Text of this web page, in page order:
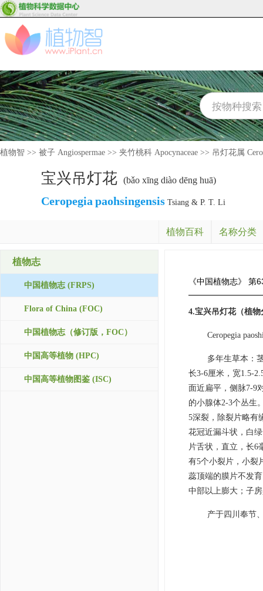
植物智 >> 被子 Angiospermae >> 夹竹桃科 Apocynaceae >> 吊灯花属
宝兴吊灯花 (bǎo xīng diào dēng huā)
Ceropegia paohsingensis Tsiang & P. T. Li
植物百科 名称分类
植物志
中国植物志 (FRPS)
Flora of China (FOC)
中国植物志（修订版，FOC）
中国高等植物 (HPC)
中国高等植物图鉴 (ISC)
《中国植物志》 第
4.宝兴吊灯花（植物
Ceropegia
多年生草本：
长3-6厘米，宽1.5-
面近扁平，侧脉7-9
的小腺体2-3个丛生
5深裂，除裂片略有
花冠近漏斗状，白
片舌状，直立，长6
有5个小裂片，小裂
蕊顶端的膜片不发
中部以上膨大；子
产于四川奉节